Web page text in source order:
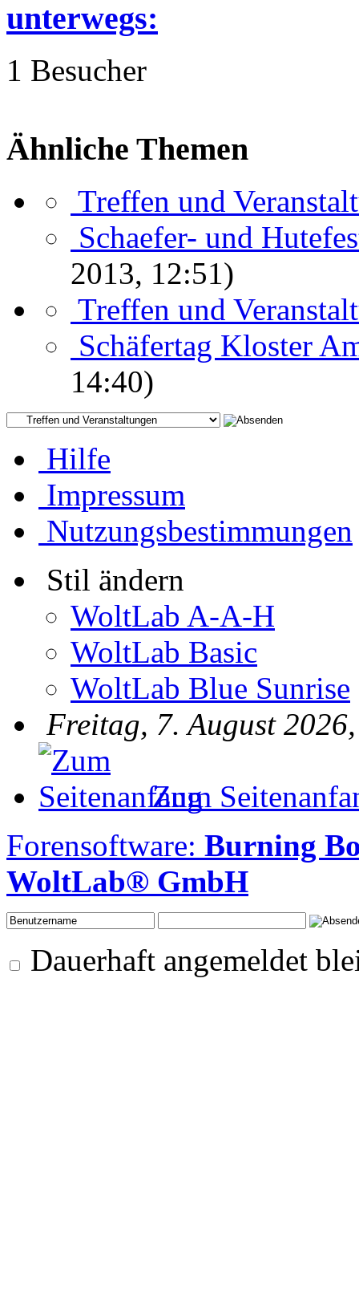
unterwegs:
1 Besucher
Ähnliche Themen
Treffen und
Schaefer- und
2013, 12:51)
Treffen und
Schäfertag Kloster
14:40)
Hilfe
Impressum
Nutzungsbestimmungen
Stil ändern
WoltLab A-A-H
WoltLab Basic
WoltLab Blue Sunrise
Freitag, 7. August
Zum
Forensoftware: Burning
WoltLab® GmbH
Dauerhaft angemeldet